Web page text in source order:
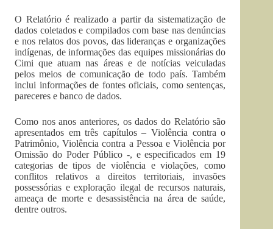
O Relatório é realizado a partir da sistematização de
dados coletados e compilados com base nas denúncias
e nos relatos dos povos, das lideranças e organizações
indígenas, de informações das equipes missionárias do
Cimi que atuam nas áreas e de notícias veiculadas
pelos meios de comunicação de todo país. Também
inclui informações de fontes oficiais, como sentenças,
pareceres e banco de dados.
Como nos anos anteriores, os dados do Relatório são
apresentados em três capítulos – Violência contra o
Patrimônio, Violência contra a Pessoa e Violência por
Omissão do Poder Público -, e especificados em 19
categorias de tipos de violência e violações, como
conflitos relativos a direitos territoriais, invasões
possessórias e exploração ilegal de recursos naturais,
ameaça de morte e desassistência na área de saúde,
dentre outros.